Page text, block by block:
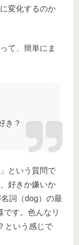
変化するのか
て、簡単にま
き？
という質問で
好きか嫌いか
詞（dog）の最
す。色んなリ
という感じで